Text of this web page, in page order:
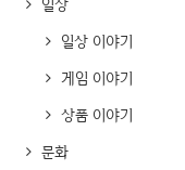
일상 이야기
게임 이야기
상품 이야기
문화